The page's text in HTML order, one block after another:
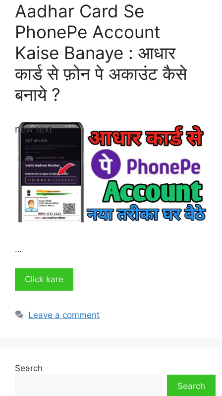
Aadhar Card Se
PhonePe Account
Kaise Banaye : आधार
कार्ड से फ़ोन पे अकाउंट कैसे
बनाये ?
…
Click kare
Leave a comment
Search
Search